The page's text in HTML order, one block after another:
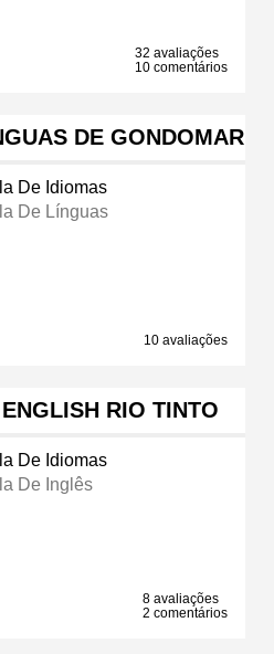
32 avaliações
10 comentários
DE GONDOMAR
De Idiomas
De Línguas
10 avaliações
RIO TINTO
De Idiomas
De Inglês
8 avaliações
2 comentários